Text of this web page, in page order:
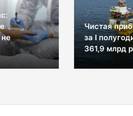
Чистая прибыль
за I полугодие 2026
361,9 млрд рублей